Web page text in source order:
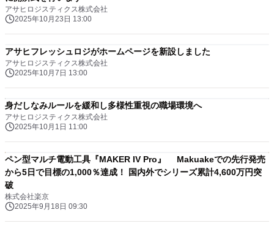
アサヒロジスティクス株式会社
2025年10月23日 13:00
アサヒフレッシュロジがホームページを新設しました
アサヒロジスティクス株式会社
2025年10月7日 13:00
身だしなみルールを緩和し多様性重視の職場環境へ
アサヒロジスティクス株式会社
2025年10月1日 11:00
ペン型マルチ電動工具『MAKER IV Pro』 Makuakeでの先行発売
から5日で目標の1,000％達成！ 国内外でシリーズ累計4,600万円突
破
株式会社楽京
2025年9月18日 09:30